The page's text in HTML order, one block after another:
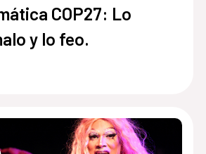
COP27: Lo
y lo feo.